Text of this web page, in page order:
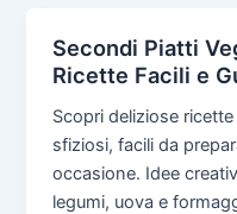
Secondi Piatti
Ricette Facili e
Scopri deliziose
sfiziosi, facili da
occasione. Idee
legumi, uova e